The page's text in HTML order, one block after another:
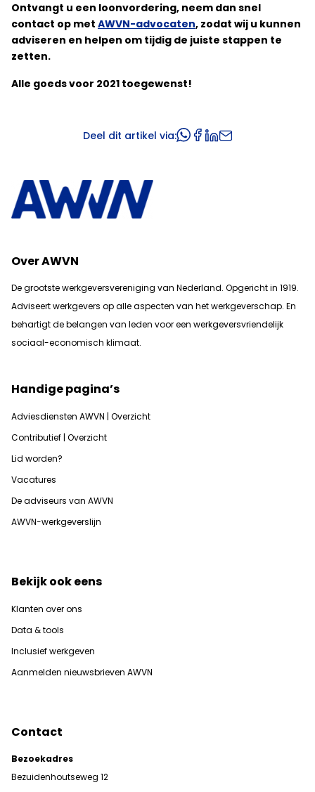
Ontvangt u een loonvordering, neem dan snel
contact op met AWVN-advocaten, zodat wij u kunnen
adviseren en helpen om tijdig de juiste stappen te
zetten.
Alle goeds voor 2021 toegewenst!
Deel dit artikel via:
Over AWVN
De grootste werkgeversvereniging van Nederland. Opgericht in 1919.
Adviseert werkgevers op alle aspecten van het werkgeverschap. En
behartigt de belangen van leden voor een werkgeversvriendelijk
sociaal-economisch klimaat.
Handige pagina’s
Adviesdiensten AWVN | Overzicht
Contributief | Overzicht
Lid worden?
Vacatures
De adviseurs van AWVN
AWVN-werkgeverslijn
Bekijk ook eens
Klanten over ons
Data & tools
Inclusief werkgeven
Aanmelden nieuwsbrieven AWVN
Contact
Bezoekadres
Bezuidenhoutseweg 12